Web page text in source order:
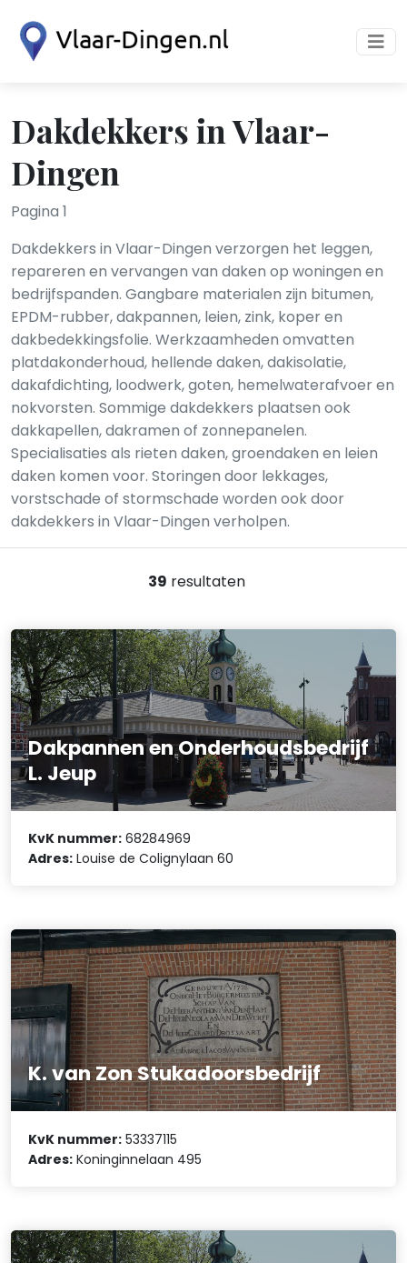
Dakdekkers in Vlaar-
Dingen
Pagina 1
Dakdekkers in Vlaar-Dingen verzorgen het leggen,
repareren en vervangen van daken op woningen en
bedrijfspanden. Gangbare materialen zijn bitumen,
EPDM-rubber, dakpannen, leien, zink, koper en
dakbedekkingsfolie. Werkzaamheden omvatten
platdakonderhoud, hellende daken, dakisolatie,
dakafdichting, loodwerk, goten, hemelwaterafvoer en
nokvorsten. Sommige dakdekkers plaatsen ook
dakkapellen, dakramen of zonnepanelen.
Specialisaties als rieten daken, groendaken en leien
daken komen voor. Storingen door lekkages,
vorstschade of stormschade worden ook door
dakdekkers in Vlaar-Dingen verholpen.
39 resultaten
Dakpannen en Onderhoudsbedrijf
L. Jeup
KvK nummer: 68284969
Adres: Louise de Colignylaan 60
K. van Zon Stukadoorsbedrijf
KvK nummer: 53337115
Adres: Koninginnelaan 495